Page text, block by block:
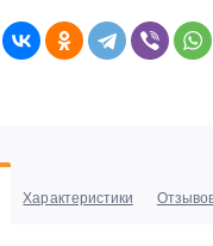
Характеристики